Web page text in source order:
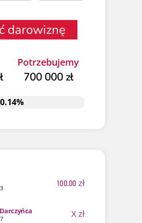
darowiznę
Potrzebujemy
700 000 zł
100.00 zł
Xzł